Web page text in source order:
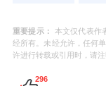
重要提示：
本文仅代表作
经所有。未经允许，任何
许进行转载或引用时，请
296